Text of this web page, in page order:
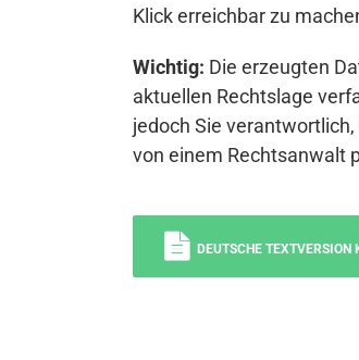
Klick erreichbar zu
Wichtig: Die erzeugten
aktuellen Rechtslage
jedoch Sie
von einem Rechtsanwalt
DEUTSCHE TEXTVERSION